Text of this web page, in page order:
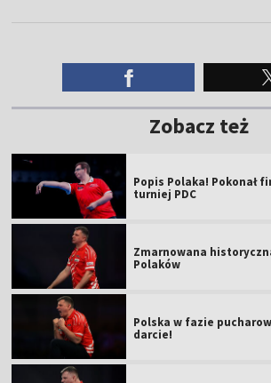
Zobacz też
Popis Polaka! Pokonał
turniej PDC
Zmarnowana
Polaków
Polska w fazie
darcie!